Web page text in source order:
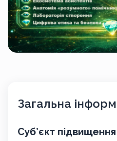
Загальна
Суб’єкт підвищення